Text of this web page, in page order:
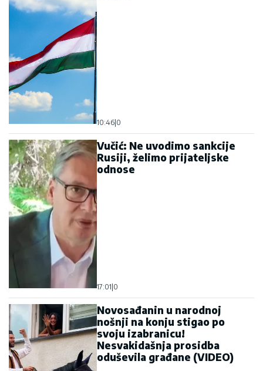
10:46 0
Vučić: Ne uvodimo sankcije
Rusiji, želimo prijateljske
odnose
17:01 0
Novosađanin u narodnoj
nošnji na konju stigao po
svoju izabranicu!
Nesvakidašnja prosidba
oduševila građane (VIDEO)